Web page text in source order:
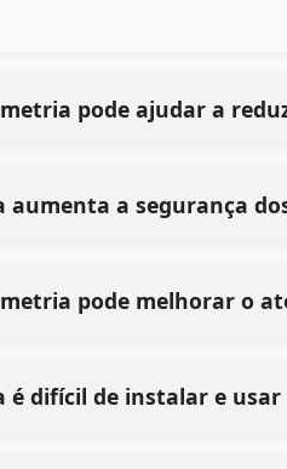
pode ajudar a
aumenta a segurança
pode melhorar o
é difícil de instalar e usar